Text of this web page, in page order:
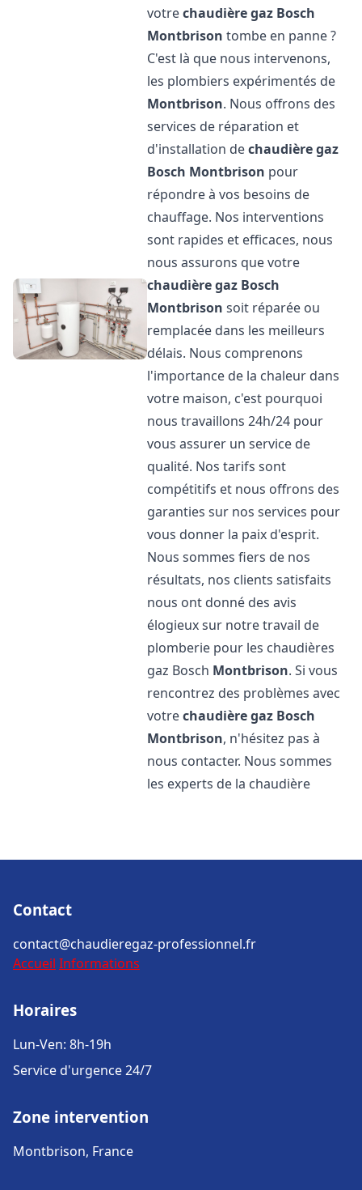
votrechaudière gaz Bosch
Montbrison tombe en panne ?
C'est là que nous intervenons,
les plombiers expérimentés de
Montbrison. Nous offrons des
services de réparation et
d'installation dechaudière gaz
Bosch Montbrison pour
répondre à vos besoins de
chauffage. Nos interventions
sont rapides et efficaces, nous
nous assurons que votre
chaudière gaz Bosch
Montbrison soit réparée ou
remplacée dans les meilleurs
délais. Nous comprenons
l'importance de la chaleur dans
votre maison, c'est pourquoi
nous travaillons 24h/24 pour
vous assurer un service de
qualité. Nos tarifs sont
compétitifs et nous offrons des
garanties sur nos services pour
vous donner la paix d'esprit.
Nous sommes fiers de nos
résultats, nos clients satisfaits
nous ont donné des avis
élogieux sur notre travail de
plomberie pour les chaudières
gaz Bosch Montbrison. Si vous
rencontrez des problèmes avec
votrechaudière gaz Bosch
Montbrison, n'hésitez pas à
nous contacter. Nous sommes
les experts de la chaudière
Contact
contact@chaudieregaz-professionnel.fr
Accueil Informations
Horaires
Lun-Ven: 8h-19h
Service d'urgence 24/7
Zone intervention
Montbrison, France